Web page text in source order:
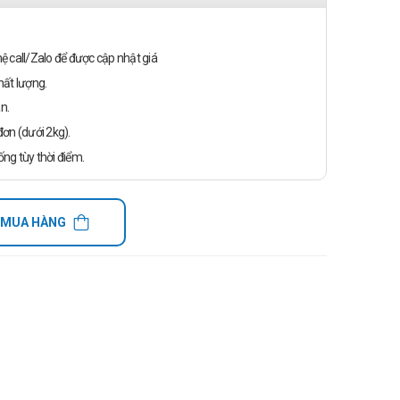
call/Zalo để được cập nhật giá
lượng.
(dưới 2kg).
tùy thời điểm.
HÀNG